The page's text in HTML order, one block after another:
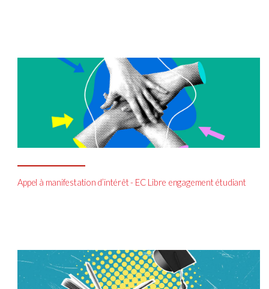
Appel à manifestation d’intérêt - EC Libre engagement étudiant